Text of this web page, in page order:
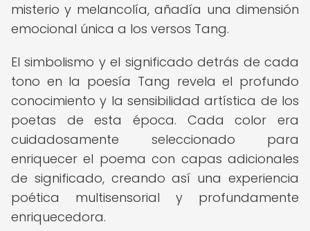
misterio y melancolía, añadía una dimensión
emocional única a los versos Tang.
El simbolismo y el significado detrás de cada
tono en la poesía Tang revela el profundo
conocimiento y la sensibilidad artística de los
poetas de esta época. Cada color era
cuidadosamente seleccionado para
enriquecer el poema con capas adicionales
de significado, creando así una experiencia
poética multisensorial y profundamente
enriquecedora.